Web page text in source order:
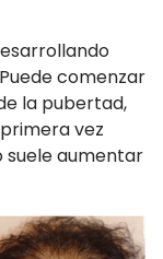
comenzar
la pubertad,
vez
suele aumentar